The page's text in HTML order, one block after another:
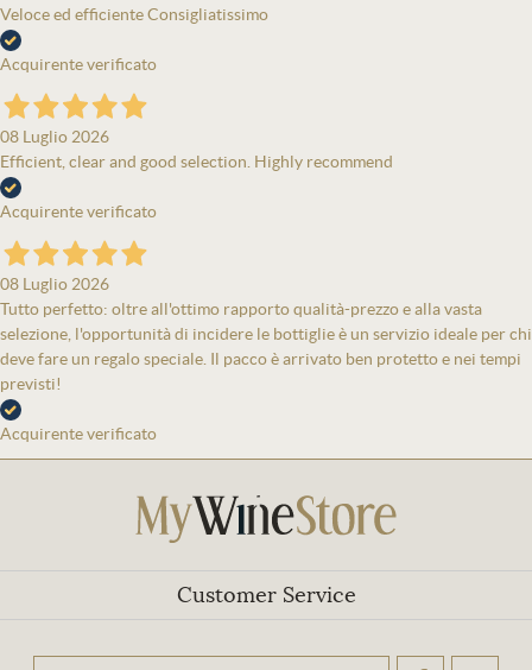
Veloce ed efficiente Consigliatissimo
Acquirente verificato
08 Luglio 2026
Efficient, clear and good selection. Highly recommend
Acquirente verificato
08 Luglio 2026
Tutto perfetto: oltre all'ottimo rapporto qualità-prezzo e alla vasta
selezione, l'opportunità di incidere le bottiglie è un servizio ideale per chi
deve fare un regalo speciale. Il pacco è arrivato ben protetto e nei tempi
previsti!
Acquirente verificato
Customer Service